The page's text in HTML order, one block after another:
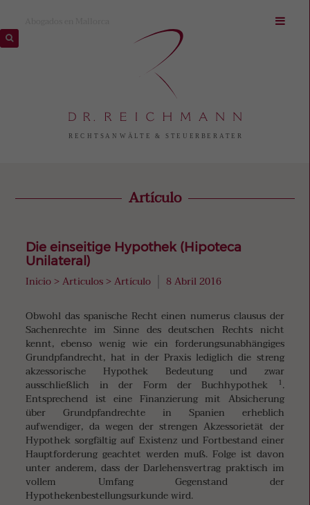
Artículo
Die einseitige Hypothek (Hipoteca
Unilateral)
Inicio >Articulos >Artículo 8 Abril 2016
Obwohl das spanische Recht einen numerus clausus der
Sachenrechte im Sinne des deutschen Rechts nicht
kennt, ebenso wenig wie ein forderungsunabhängiges
Grundpfandrecht, hat in der Praxis lediglich die streng
akzessorische Hypothek Bedeutung und zwar
ausschließlich in der Form der Buchhypothek
1.
Entsprechend ist eine Finanzierung mit Absicherung
über Grundpfandrechte in Spanien erheblich
aufwendiger, da wegen der strengen Akzessorietät der
Hypothek sorgfältig auf Existenz und Fortbestand einer
Hauptforderung geachtet werden muß. Folge ist davon
unter anderem, dass der Darlehensvertrag praktisch im
vollem Umfang Gegenstand der
Hypothekenbestellungsurkunde wird.